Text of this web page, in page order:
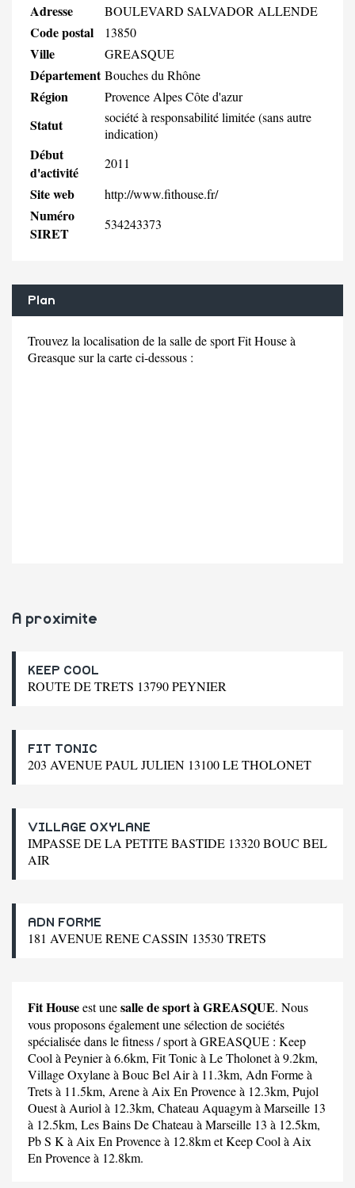
Adresse BOULEVARD SALVADOR ALLENDE
Code postal 13850
Ville GREASQUE
Département Bouches du Rhône
Région Provence Alpes Côte d'azur
Statut
société à responsabilité limitée (sans autre
indication)
Début
d'activité
2011
Site web http://www.fithouse.fr/
Numéro
SIRET
534243373
Plan
Trouvez la localisation de la salle de sport Fit House à
Greasque sur la carte ci-dessous :
A proximite
KEEP COOL
ROUTE DE TRETS 13790 PEYNIER
FIT TONIC
203 AVENUE PAUL JULIEN 13100 LE THOLONET
VILLAGE OXYLANE
IMPASSE DE LA PETITE BASTIDE 13320 BOUC BEL
AIR
ADN FORME
181 AVENUE RENE CASSIN 13530 TRETS
Fit Houseest unesalle de sport à GREASQUE. Nous
vous proposons également une sélection de sociétés
spécialisée dans le fitness / sport à GREASQUE : Keep
Cool à Peynier à 6.6km, Fit Tonicà Le Tholonet à 9.2km,
Village Oxylaneà Bouc Bel Air à 11.3km, Adn Formeà
Trets à 11.5km, Areneà Aix En Provence à 12.3km, Pujol
Ouestà Auriol à 12.3km, Chateau Aquagymà Marseille 13
à 12.5km, Les Bains De Chateau à Marseille 13 à 12.5km,
Pb S K à Aix En Provence à 12.8km etKeep Cool à Aix
En Provence à 12.8km.